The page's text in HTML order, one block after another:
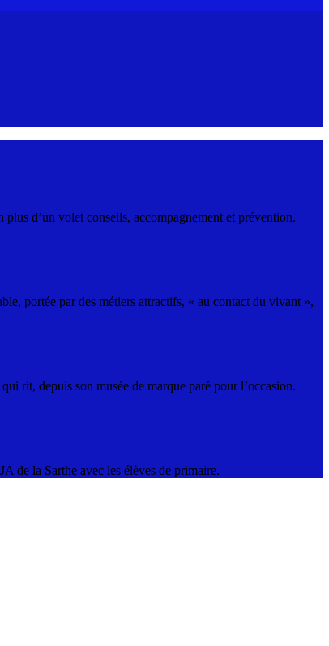
d’un volet conseils, accompagnement et prévention.
portée par des métiers attractifs, « au contact du vivant »,
rit, depuis son musée de marque paré pour l’occasion.
de la Sarthe avec les élèves de primaire.